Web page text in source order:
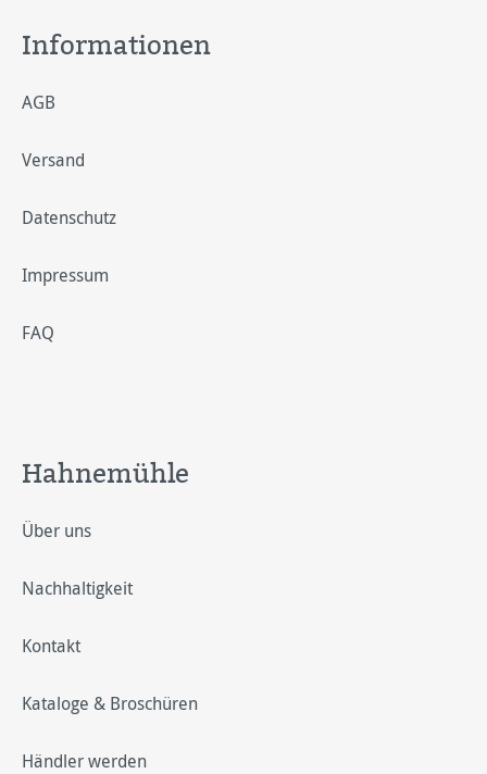
Informationen
AGB
Versand
Datenschutz
Impressum
FAQ
Hahnemühle
Über uns
Nachhaltigkeit
Kontakt
Kataloge & Broschüren
Händler werden